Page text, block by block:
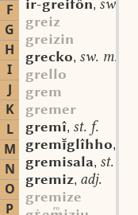
F
G
H
I
J
K
L
M
N
O
P
ir-greifôn, sw. v.
greiz
greizin
grecko, sw. m.
grello
grem
gremer
gremî, st. f.
gremglîhho,
gremisala, st. f.
gremiz, adj.
gremize